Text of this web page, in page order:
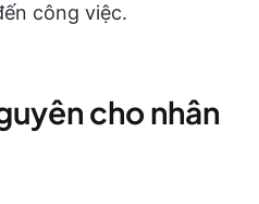
công việc.
cho nhân